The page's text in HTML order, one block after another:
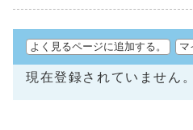
よく見るページに追加する。 マ
現在登録されていません。